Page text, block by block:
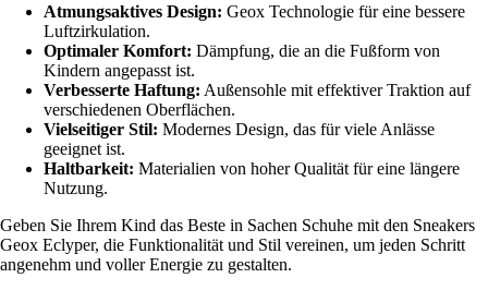
Atmungsaktives Design: Geox Technologie für eine bessere
Luftzirkulation.
Optimaler Komfort: Dämpfung, die an die Fußform von
Kindern angepasst ist.
Verbesserte Haftung: Außensohle mit effektiver Traktion auf
verschiedenen Oberflächen.
Vielseitiger Stil: Modernes Design, das für viele Anlässe
geeignet ist.
Haltbarkeit: Materialien von hoher Qualität für eine längere
Nutzung.
Geben Sie Ihrem Kind das Beste in Sachen Schuhe mit den Sneakers
Geox Eclyper, die Funktionalität und Stil vereinen, um jeden Schritt
angenehm und voller Energie zu gestalten.